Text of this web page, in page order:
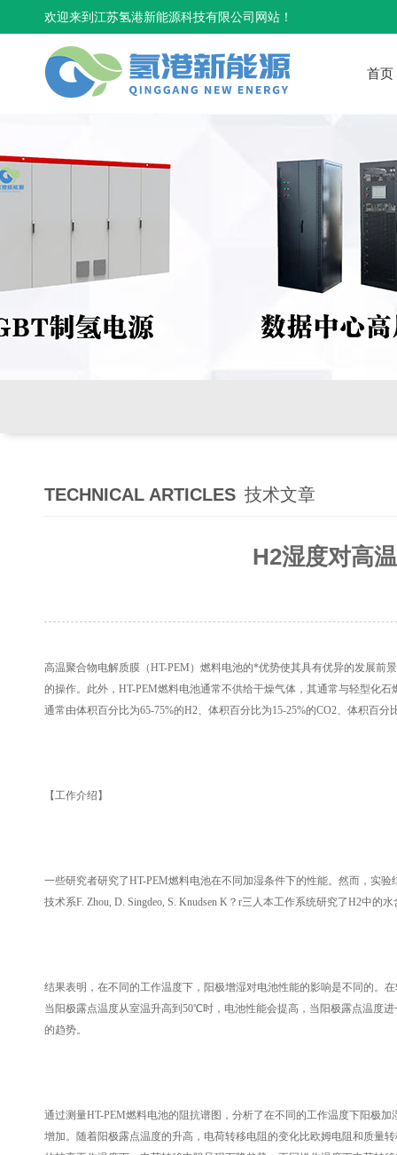
欢迎来到江苏氢港新能源科技有限公司网站！
首页
TECHNICAL ARTICLES 技术文章
H2湿度对高
高温聚合物电解质膜（HT-PEM）燃料电池的*优势使其具有优异的发展前
的操作。此外，HT-PEM燃料电池通常不供给干燥气体，其通常与轻型化
通常由体积百分比为65-75%的H2、体积百分比为15-25%的CO2、体积百
【工作介绍】
一些研究者研究了HT-PEM燃料电池在不同加湿条件下的性能。然而，实
技术系F. Zhou, D. Singdeo, S. Knudsen K？r三人本工作系统研究了H2中
结果表明，在不同的工作温度下，阳极增湿对电池性能的影响是不同的。
当阳极露点温度从室温升高到50℃时，电池性能会提高，当阳极露点温度
的趋势。
通过测量HT-PEM燃料电池的阻抗谱图，分析了在不同的工作温度下阳极
增加。随着阳极露点温度的升高，电荷转移电阻的变化比欧姆电阻和质量